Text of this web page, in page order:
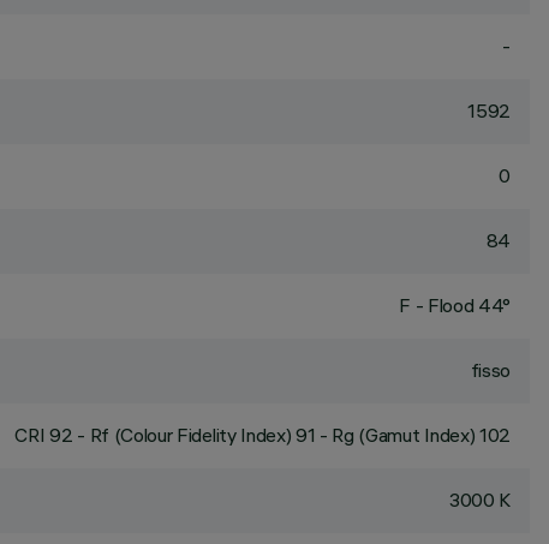
-
1592
0
84
F - Flood 44°
fisso
CRI92 - Rf (Colour Fidelity Index) 91 - Rg (Gamut Index) 102
3000 K